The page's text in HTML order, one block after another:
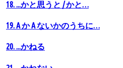
18. ...かと思うと / かと…
19. A か A ないかのうちに…
20. ...かねる